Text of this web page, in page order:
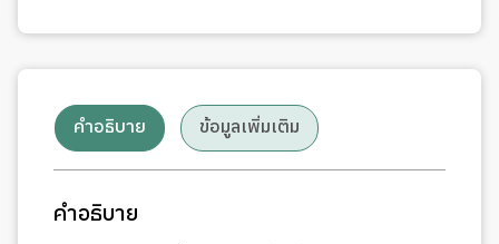
คำอธิบาย ข้อมูลเพิ่มเติม
คำอธิบาย